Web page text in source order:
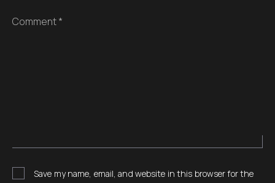
Comment *
Save my name, email, and website in this browser for the